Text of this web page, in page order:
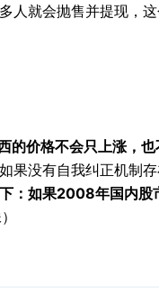
人就会抛售并提现，这
的价格不会只上涨，
果没有自我纠正机制
：如果2008年国内股